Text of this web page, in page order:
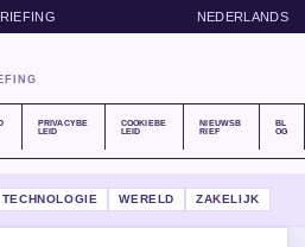
NEDERLANDS
PRIVACYBE
LEID
COOKIEBE
LEID
NIEUWSB
RIEF
BL
OG
TECHNOLOGIE WERELD ZAKELIJK